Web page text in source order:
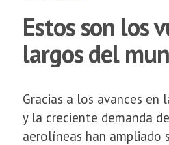
Estos son los
largos del
Gracias a los avances
y la creciente demanda
aerolíneas han ampliado